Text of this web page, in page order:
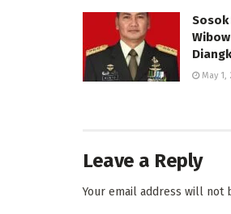
May 1,
Leave a Reply
Your email address will not